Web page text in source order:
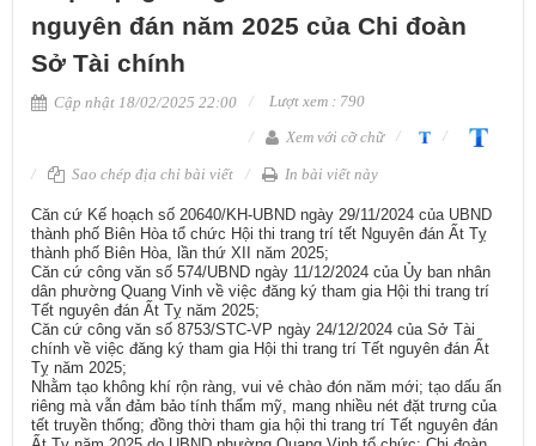
nguyên đán năm 2025 của Chi đoàn
Sở Tài chính
Cập nhật 18/02/2025 22:00
Lượt xem : 790
Xem với cỡ chữ
Sao chép địa chỉ bài viết In bài viết này
Căn cứ Kế hoạch số 20640/KH-UBND ngày 29/11/2024 của UBND
thành phố Biên Hòa tổ chức Hội thi trang trí tết Nguyên đán Ất Tỵ
thành phố Biên Hòa, lần thứ XII năm 2025;
Căn cứ công văn số 574/UBND ngày 11/12/2024 của Ủy ban nhân
dân phường Quang Vinh về việc đăng ký tham gia Hội thi trang trí
Tết nguyên đán Ất Tỵ năm 2025;
Căn cứ công văn số 8753/STC-VP ngày 24/12/2024 của Sở Tài
chính về việc đăng ký tham gia Hội thi trang trí Tết nguyên đán Ất
Tỵ năm 2025;
Nhằm tạo không khí rộn ràng, vui vẻ chào đón năm mới; tạo dấu ấn
riêng mà vẫn đảm bảo tính thẩm mỹ, mang nhiều nét đặt trưng của
tết truyền thống; đồng thời tham gia hội thi trang trí Tết nguyên đán